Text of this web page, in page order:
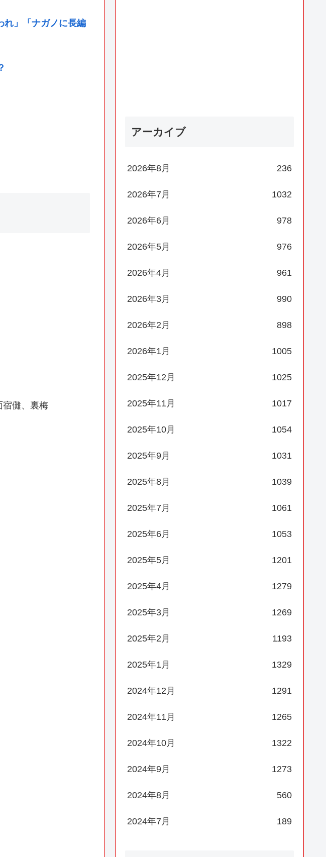
れ」「ナガノに長編
宿儺、裏梅
アーカイブ
2026年8月 236
2026年7月 1032
2026年6月 978
2026年5月 976
2026年4月 961
2026年3月 990
2026年2月 898
2026年1月 1005
2025年12月 1025
2025年11月 1017
2025年10月 1054
2025年9月 1031
2025年8月 1039
2025年7月 1061
2025年6月 1053
2025年5月 1201
2025年4月 1279
2025年3月 1269
2025年2月 1193
2025年1月 1329
2024年12月 1291
2024年11月 1265
2024年10月 1322
2024年9月 1273
2024年8月 560
2024年7月 189